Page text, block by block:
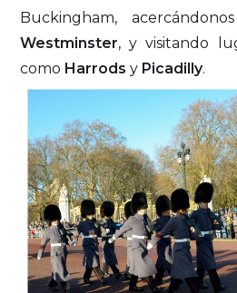
Buckingham,
Westminster, y visitando
como Harrods y Picadilly.